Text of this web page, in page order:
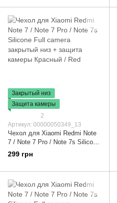
Закрытый низ
Защита камеры
2
Артикул: 00000050349_13
Чехол для Xiaomi Redmi Note
7 / Note 7 Pro / Note 7s Silicone
Full camera закрытый низ +
защита камеры Красный / Red
299 грн